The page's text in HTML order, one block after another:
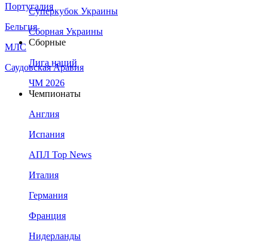
Португалия
Бельгия
МЛС
Саудовская Аравия
Суперкубок Украины
Сборная Украины
Сборные
Лига наций
ЧМ 2026
Чемпионаты
Англия
Испания
АПЛ Top News
Италия
Германия
Франция
Нидерланды